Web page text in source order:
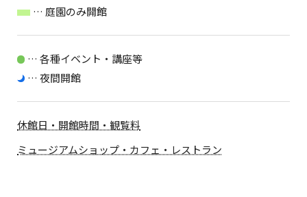
… 庭園のみ開館
… 各種イベント・講座等
… 夜間開館
休館日・開館時間・観覧料
ミュージアムショップ・カフェ・レストラン